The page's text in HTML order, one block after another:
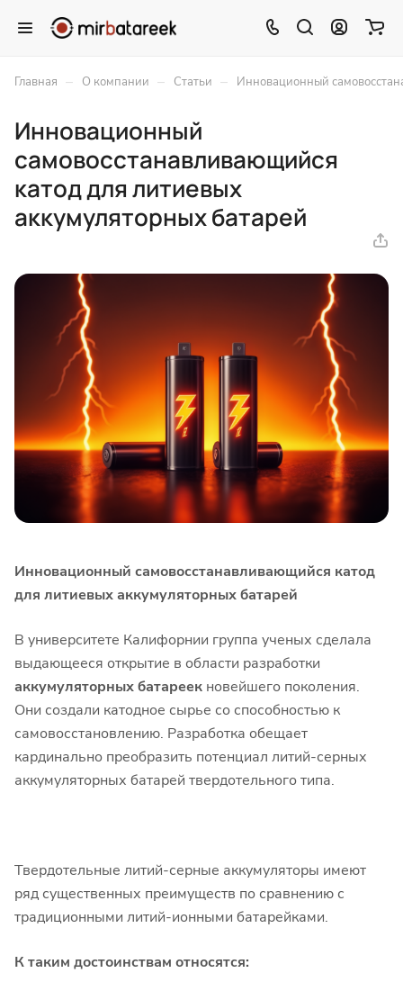
Главная – О компании – Статьи – Инновационный
Инновационный
самовосстанавливающийся
катод для литиевых
аккумуляторных батарей
Инновационный самовосстанавливающийся катод
для литиевых аккумуляторных батарей
В университете Калифорнии группа ученых сделала
выдающееся открытие в области разработки
аккумуляторных батареек новейшего поколения.
Они создали катодное сырье со способностью к
самовосстановлению. Разработка обещает
кардинально преобразить потенциал литий-серных
аккумуляторных батарей твердотельного типа.
Твердотельные литий-серные аккумуляторы имеют
ряд существенных преимуществ по сравнению с
традиционными литий-ионными батарейками.
К таким достоинствам относятся: